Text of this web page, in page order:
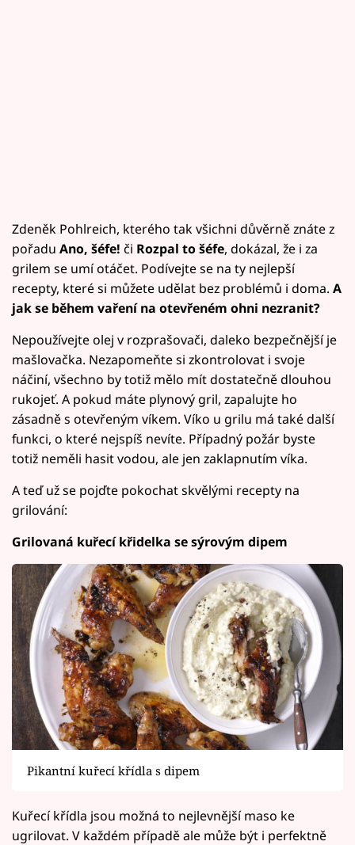
Zdeněk Pohlreich, kterého tak všichni důvěrně znáte z
pořadu Ano, šéfe! či Rozpal to šéfe, dokázal, že i za
grilem se umí otáčet. Podívejte se na ty nejlepší
recepty, které si můžete udělat bez problémů i doma. A
jak se během vaření na otevřeném ohni nezranit?
Nepoužívejte olej v rozprašovači, daleko bezpečnější je
mašlovačka. Nezapomeňte si zkontrolovat i svoje
náčiní, všechno by totiž mělo mít dostatečně dlouhou
rukojeť. A pokud máte plynový gril, zapalujte ho
zásadně s otevřeným víkem. Víko u grilu má také další
funkci, o které nejspíš nevíte. Případný požár byste
totiž neměli hasit vodou, ale jen zaklapnutím víka.
A teď už se pojďte pokochat skvělými recepty na
grilování:
Grilovaná kuřecí křidelka se sýrovým dipem
Pikantní kuřecí křídla s dipem
Kuřecí křídla jsou možná to nejlevnější maso ke
ugrilovat. V každém případě ale může být i perfektně